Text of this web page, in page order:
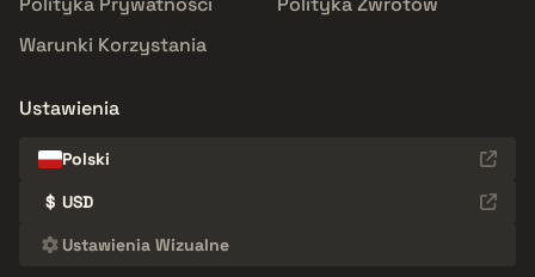
Warunki Korzystania
Ustawienia
Polski
$ USD
Ustawienia Wizualne